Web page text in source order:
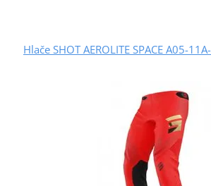
Hlače SHOT AEROLITE SPACE A05-